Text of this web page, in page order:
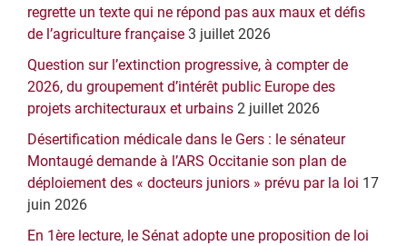
regrette un texte qui ne répond pas aux maux et défis
de l’agriculture française 3 juillet 2026
Question sur l’extinction progressive, à compter de
2026, du groupement d’intérêt public Europe des
projets architecturaux et urbains 2 juillet 2026
Désertification médicale dans le Gers : le sénateur
Montaugé demande à l’ARS Occitanie son plan de
déploiement des « docteurs juniors » prévu par la loi 17
juin 2026
En 1ère lecture, le Sénat adopte une proposition de loi